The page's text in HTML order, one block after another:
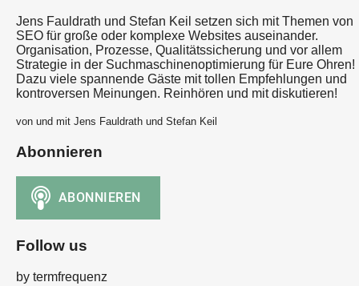
Jens Fauldrath und Stefan Keil setzen sich mit Themen von
SEO für große oder komplexe Websites auseinander.
Organisation, Prozesse, Qualitätssicherung und vor allem
Strategie in der Suchmaschinenoptimierung für Eure Ohren!
Dazu viele spannende Gäste mit tollen Empfehlungen und
kontroversen Meinungen. Reinhören und mit diskutieren!
von und mit Jens Fauldrath und Stefan Keil
Abonnieren
Follow us
by termfrequenz